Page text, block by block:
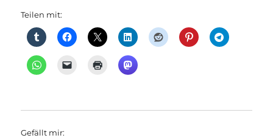
Teilen mit:
Gefällt mir: